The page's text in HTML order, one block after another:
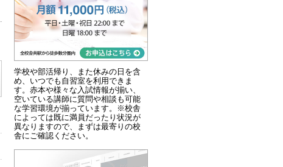
学校や部活帰り、また休みの日を含
め、いつでも自習室を利用できま
す。赤本や様々な入試情報が揃い、
空いている講師に質問や相談も可能
な学習環境が揃っています。※校舎
によっては既に満員だったり状況が
異なりますので、まずは最寄りの校
舎にご確認ください。